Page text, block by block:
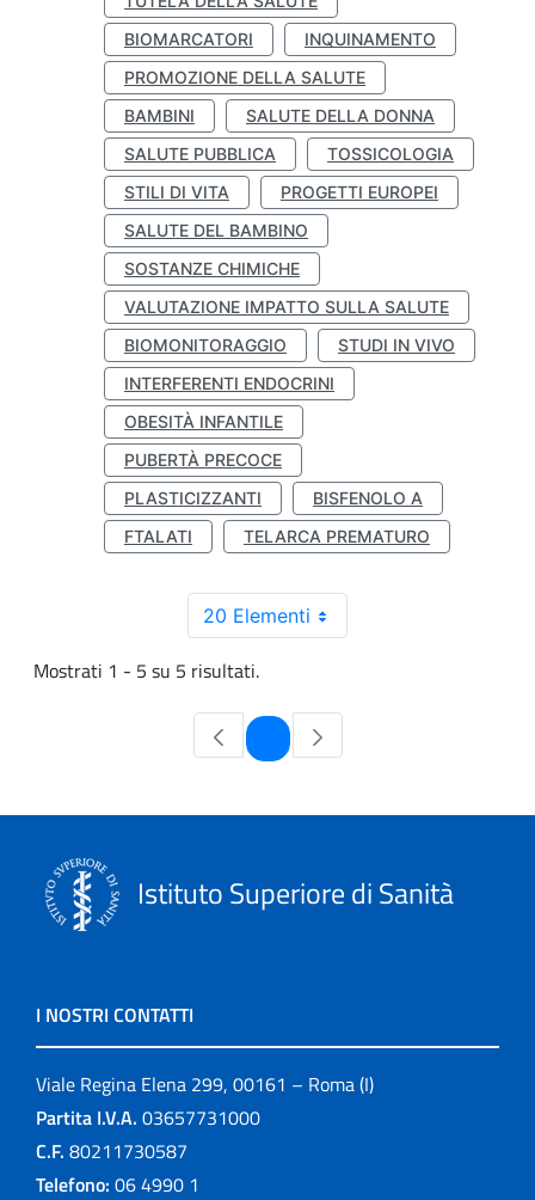
BIOMARCATORI
INQUINAMENTO
PROMOZIONE DELLA SALUTE
BAMBINI
SALUTE DELLA DONNA
SALUTE PUBBLICA
TOSSICOLOGIA
STILI DI VITA
PROGETTI EUROPEI
SALUTE DEL BAMBINO
SOSTANZE CHIMICHE
VALUTAZIONE IMPATTO SULLA SALUTE
BIOMONITORAGGIO
STUDI IN VIVO
INTERFERENTI ENDOCRINI
OBESITÀ INFANTILE
PUBERTÀ PRECOCE
PLASTICIZZANTI
BISFENOLO A
FTALATI
TELARCA PREMATURO
20 Elementi
Mostrati 1 - 5 su 5 risultati.
Pagina
Istituto Superiore di Sanità
I NOSTRI CONTATTI
Viale Regina Elena 299, 00161 – Roma (I)
Partita I.V.A. 03657731000
C.F. 80211730587
Telefono: 06 4990 1